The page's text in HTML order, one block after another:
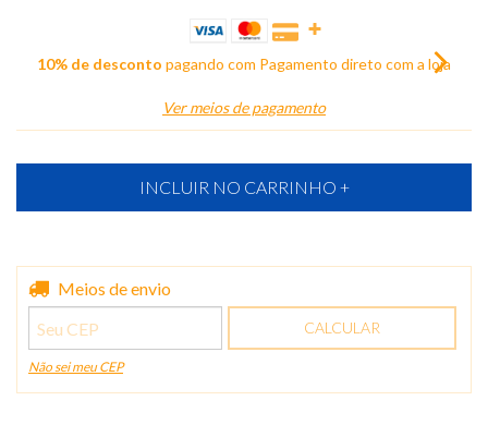
10% de desconto pagando com Pagamento direto com a loja
Ver meios de pagamento
Entregas para o CEP:
Meios de envio
CALCULAR
Não sei meu CEP